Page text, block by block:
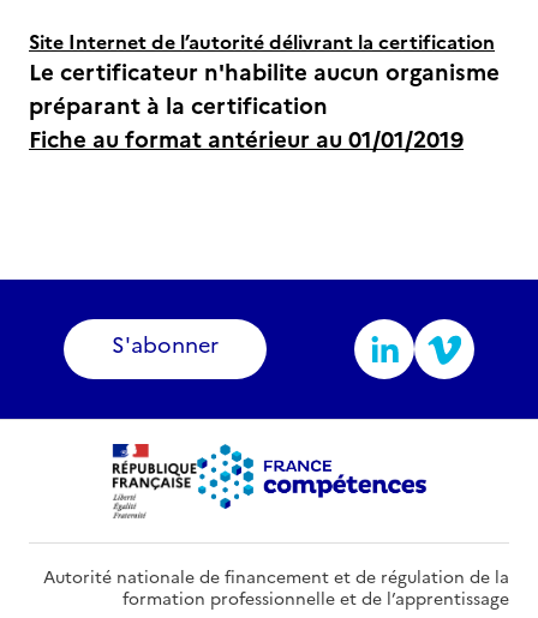
Site Internet de l’autorité délivrant la certification
Le certificateur n'habilite aucun organisme
préparant à la certification
Fiche au format antérieur au 01/01/2019
S'abonner
Autorité nationale de financement et de régulation de la
formation professionnelle et de l’apprentissage